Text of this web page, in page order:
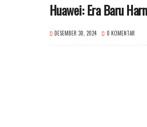
Huawei: Era Baru
DESEMBER 30, 2024 0 KOMENTAR